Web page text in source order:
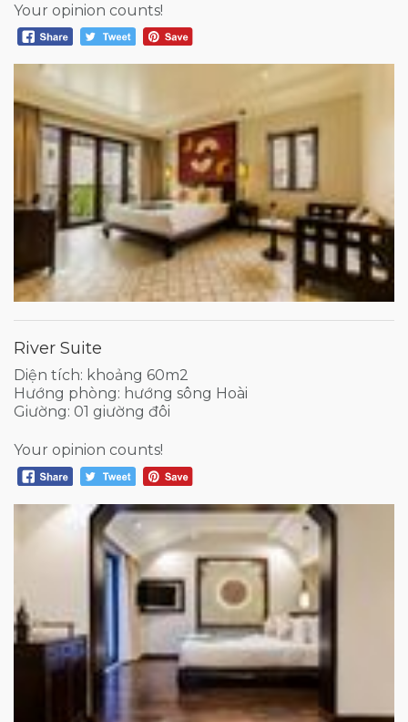
Your opinion counts!
River Suite
Diện tích: khoảng 60m2
Hướng phòng: hướng sông Hoài
Giường: 01 giường đôi
Your opinion counts!